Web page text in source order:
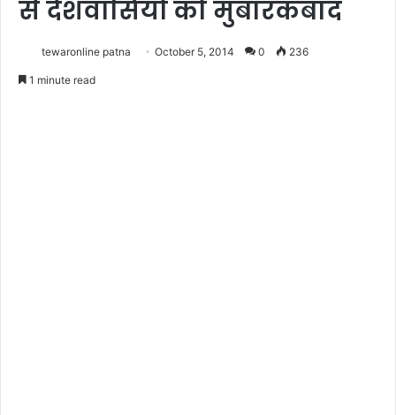
से देशवासियों को मुबारकबाद
tewaronline patna October 5, 2014 0 236
1 minute read